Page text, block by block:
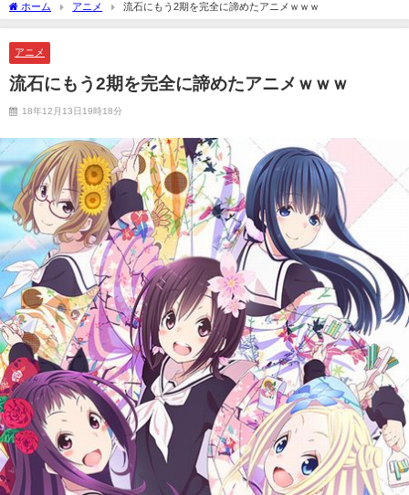
ホーム アニメ 流石にもう2期を完全に諦めたアニメｗｗｗ
アニメ
流石にもう2期を完全に諦めたアニメｗｗｗ
18年12月13日19時18分